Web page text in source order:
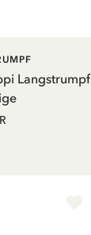
Langstrumpf